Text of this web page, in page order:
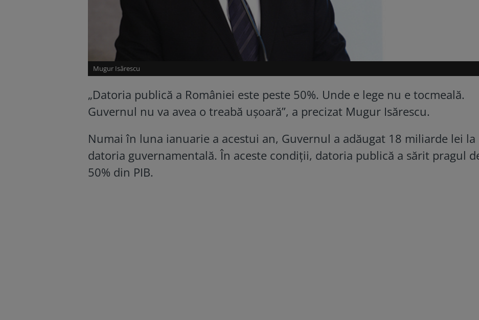
Mugur Isărescu
„Datoria publică a României este peste 50%. Unde e lege nu e tocmeală.
Guvernul nu va avea o treabă uşoară”, a precizat Mugur Isărescu.
Numai în luna ianuarie a acestui an, Guvernul a adăugat 18 miliarde lei la
datoria guvernamentală. În aceste condiţii, datoria publică a sărit pragul
50% din PIB.